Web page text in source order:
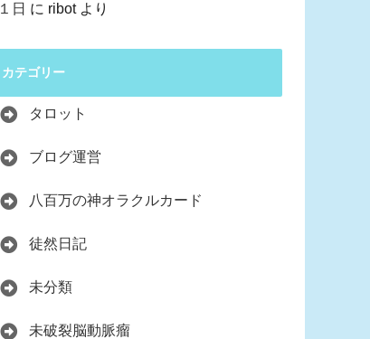
１日 に ribotより
カテゴリー
タロット
ブログ運営
八百万の神オラクルカード
徒然日記
未分類
未破裂脳動脈瘤